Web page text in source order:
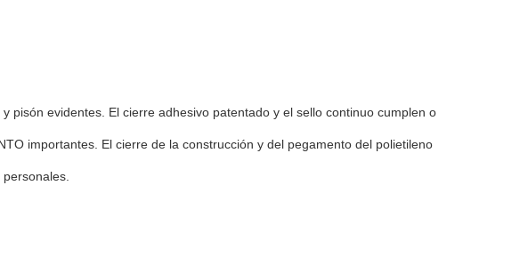
pisón evidentes. El cierre adhesivo patentado y el sello continuo cumplen o
importantes. El cierre de la construcción y del pegamento del polietileno